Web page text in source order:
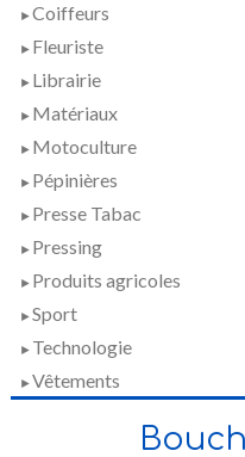
►Coiffeurs
► Fleuriste
► Librairie
► Matériaux
► Motoculture
► Pépinières
► Presse Tabac
► Pressing
► Produits agricoles
►Sport
► Technologie
►Vêtements